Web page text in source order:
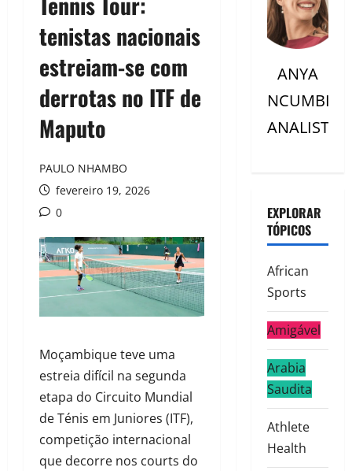
tenistas nacionais
estreiam-se com
derrotas no ITF de
Maputo
PAULO NHAMBO
fevereiro 19, 2026
0
Moçambique teve uma
estreia difícil na segunda
etapa do Circuito Mundial
de Ténis em Juniores (ITF),
competição internacional
que decorre nos courts do
ANYA
NCUMBI
ANALISTC
EXPLORAR
TÓPICOS
African
Sports
Amigável
Arabia
Saudita
Athlete
Health